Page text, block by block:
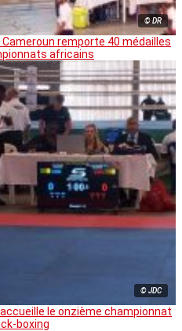
© DR
Cameroun remporte 40 médailles
africains
© JDC
le onzième championnat
boxing